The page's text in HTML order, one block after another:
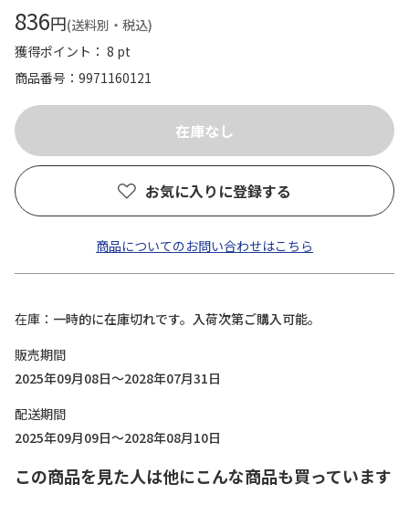
836円(送料別・税込)
獲得ポイント： 8 pt
商品番号
9971160121
お気に入りに登録する
商品についてのお問い合わせはこちら
在庫
一時的に在庫切れです。入荷次第ご購入可能。
販売期間
2025年09月08日～2028年07月31日
配送期間
2025年09月09日～2028年08月10日
この商品を見た人は他にこんな商品も買っています